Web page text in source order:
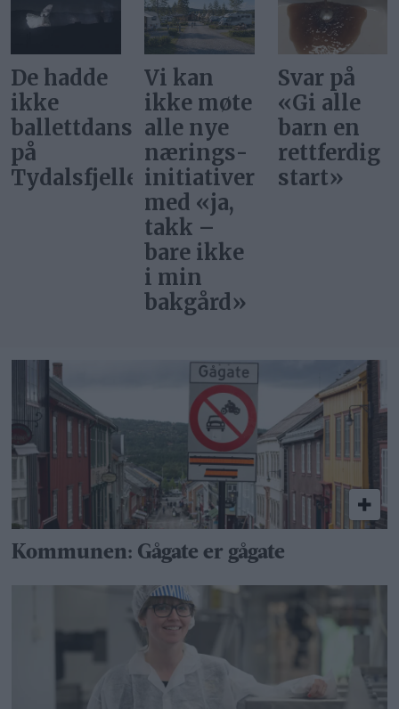
Vi kan
ikke møte
alle nye
nærings­
initiativer
Svar på
«Gi alle
barn en
rettferdig
start»
Ønsker vi
at
bor i
Norge?
Kommunen: Gågate er gågate